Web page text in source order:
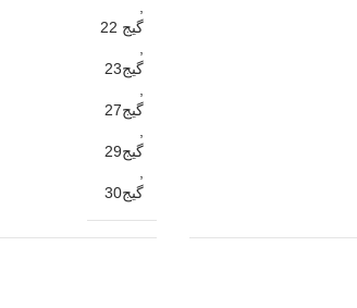
گیج 22
گیج23
گیج27
گیج29
گیج30